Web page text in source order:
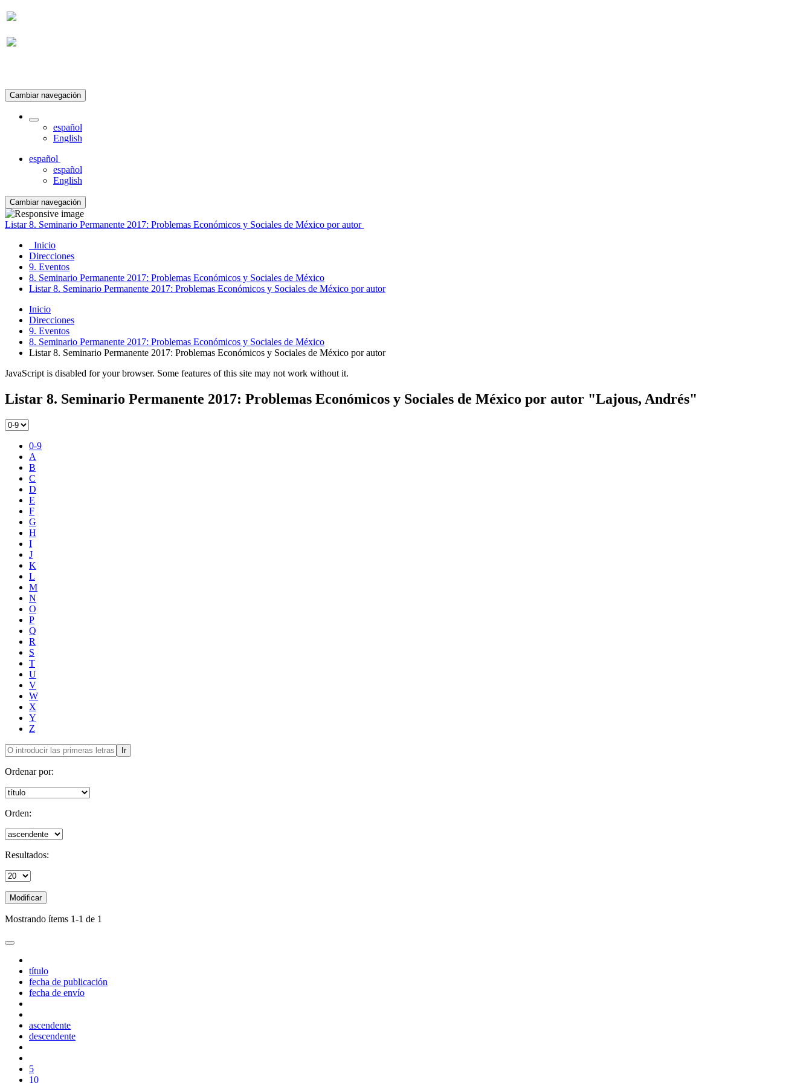
Cambiar navegación
español
English
español
español
English
Cambiar navegación
Listar 8. Seminario Permanente 2017: Problemas Económicos y Sociales de México por autor
Inicio
Direcciones
9. Eventos
8. Seminario Permanente 2017: Problemas Económicos y Sociales de México
Listar 8. Seminario Permanente 2017: Problemas Económicos y Sociales de México por autor
Inicio
Direcciones
9. Eventos
8. Seminario Permanente 2017: Problemas Económicos y Sociales de México
Listar 8. Seminario Permanente 2017: Problemas Económicos y Sociales de México por autor
JavaScript is disabled for your browser. Some features of this site may not work without it.
Listar 8. Seminario Permanente 2017: Problemas Económicos y Sociales de México por autor "Lajous, Andrés"
0-9
A
B
C
D
E
F
G
H
I
J
K
L
M
N
O
P
Q
R
S
T
U
V
W
X
Y
Z
Ir
Ordenar por:
Orden:
Resultados:
Modificar
Mostrando ítems 1-1 de 1
título
fecha de publicación
fecha de envío
ascendente
descendente
5
10